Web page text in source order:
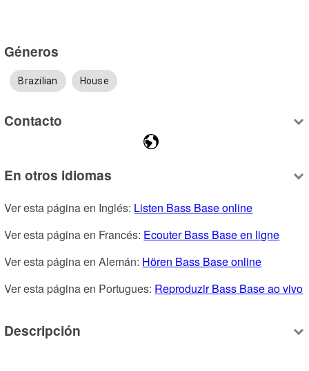
Géneros
Brazilian House
Contacto
En otros idiomas
Ver esta página en Inglés: Listen Bass Base online
Ver esta página en Francés: Ecouter Bass Base en ligne
Ver esta página en Alemán: Hören Bass Base online
Ver esta página en Portugues: Reproduzir Bass Base ao vivo
Descripción